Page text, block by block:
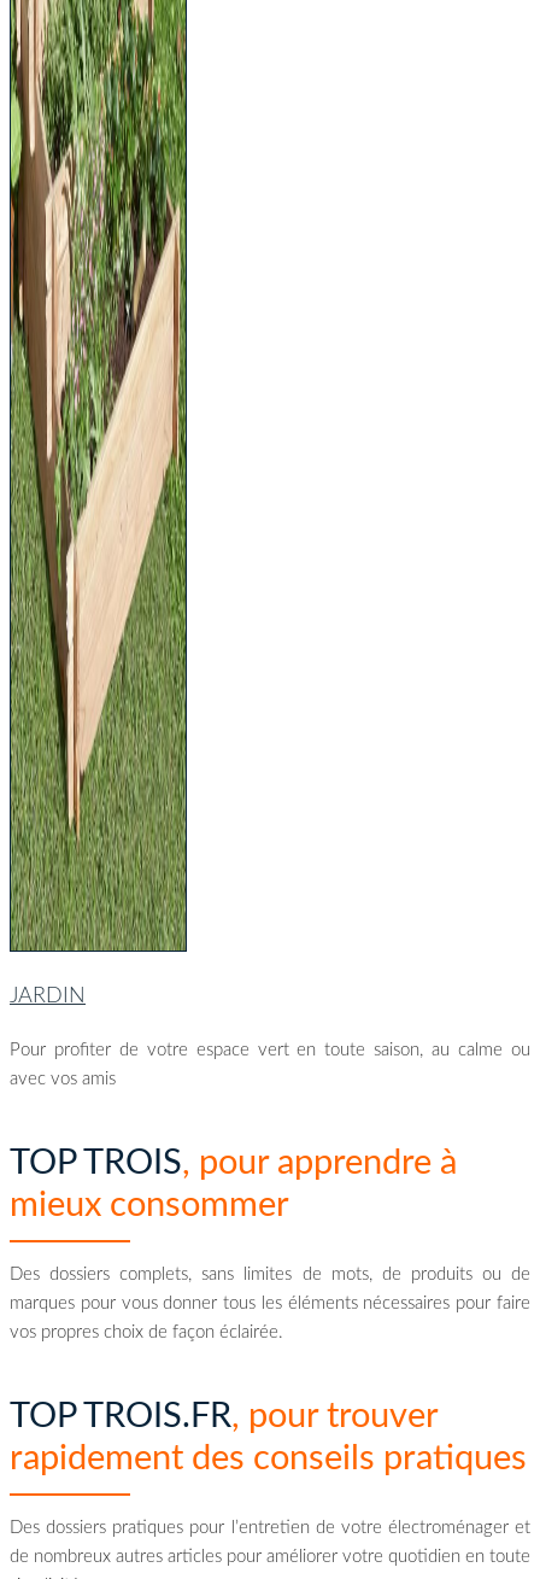
JARDIN
Pour profiter de votre espace vert en toute saison, au calme ou
avec vos amis
TOP TROIS, pour apprendre à
mieux consommer
Des dossiers complets, sans limites de mots, de produits ou de
marques pour vous donner tous les éléments nécessaires pour faire
vos propres choix de façon éclairée.
TOP TROIS.FR, pour trouver
rapidement des conseils pratiques
Des dossiers pratiques pour l’entretien de votre électroménager et
de nombreux autres articles pour améliorer votre quotidien en toute